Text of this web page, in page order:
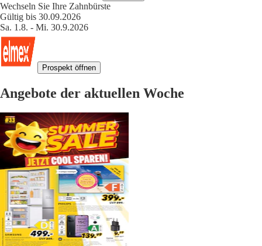
Wechseln Sie Ihre Zahnbürste
Gültig bis 30.09.2026
Sa. 1.8. - Mi. 30.9.2026
Prospekt öffnen
Angebote der aktuellen Woche